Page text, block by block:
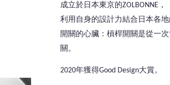
成立於日本東京的ZOLBONNE，
利用自身的設計力結合日本各
開關的心臟：槓桿開關是從一
關。
2020年獲得Good Design大賞。